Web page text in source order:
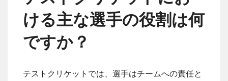
ける主な選手の役割は何
ですか？
テストクリケットでは、選手はチームへの責任と